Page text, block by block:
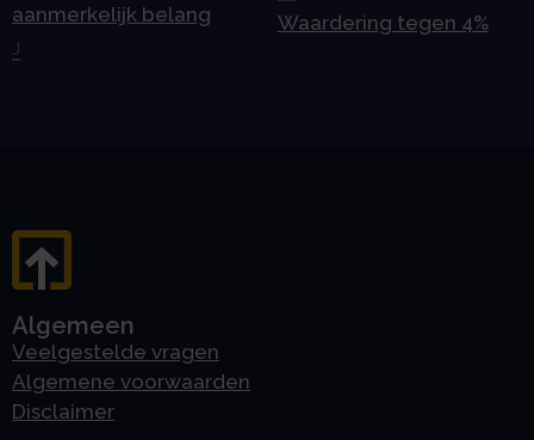
aanmerkelijk belang
Waardering tegen 4%
Algemeen
Veelgestelde vragen
Algemene voorwaarden
Disclaimer